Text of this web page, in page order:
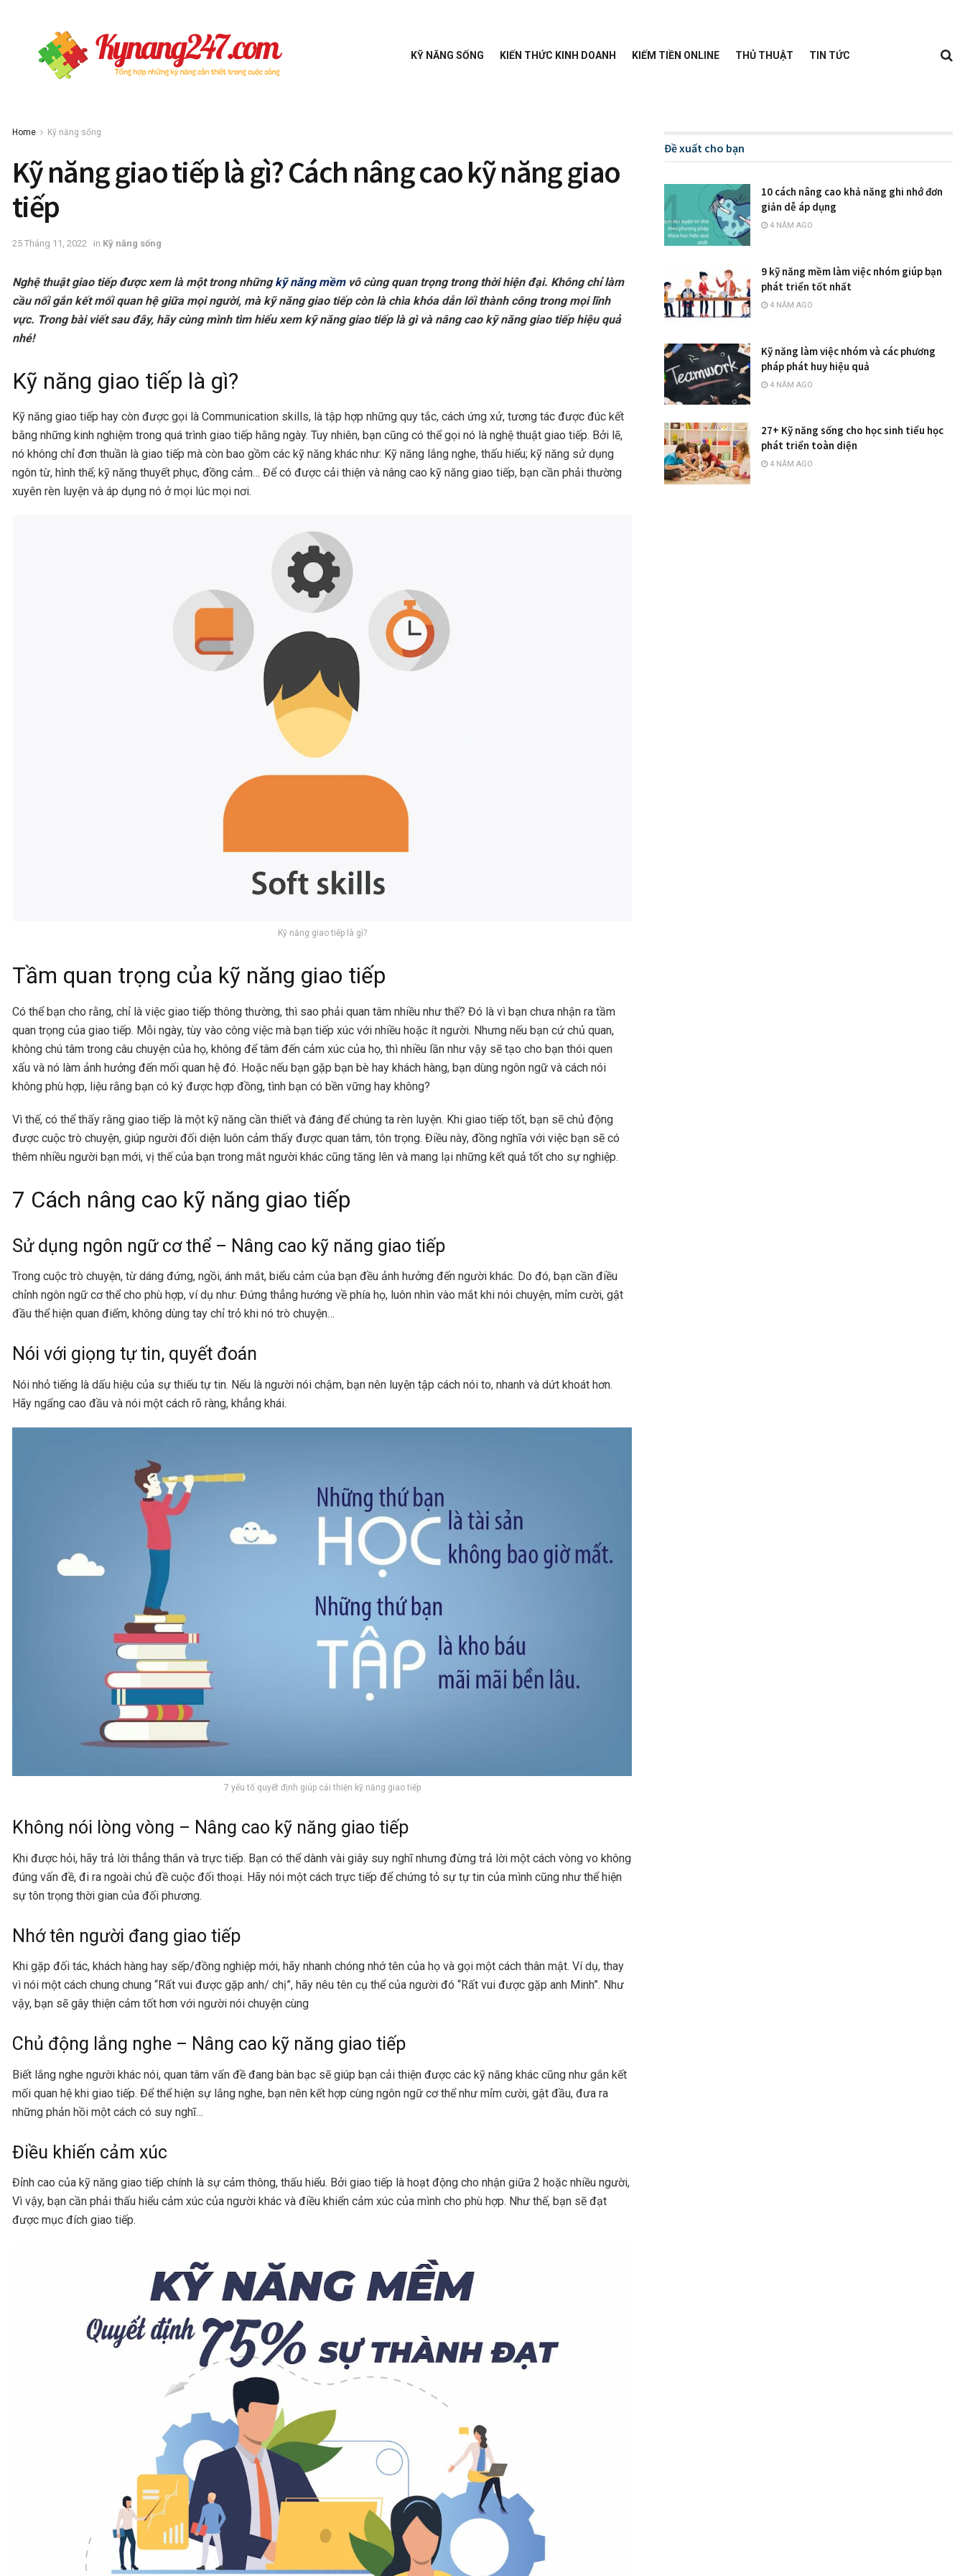
KỸ NĂNG SỐNG KIẾN THỨC KINH DOANH KIẾM TIỀN ONLINE THỦ THUẬT TIN TỨC
Home Kỹ năng sống
Kỹ năng giao tiếp là gì? Cách nâng cao kỹ năng giao
tiếp
25 Tháng 11, 2022 in Kỹ năng sống
Nghệ thuật giao tiếp được xem là một trong nhữngkỹ năng mềmvô cùng quan trọng trong thời hiện đại. Không chỉ làm
cầu nối gắn kết mối quan hệ giữa mọi người, mà kỹ năng giao tiếp còn là chìa khóa dẫn lối thành công trong mọi lĩnh
vực. Trong bài viết sau đây, hãy cùng mình tìm hiểu xem kỹ năng giao tiếp là gì và nâng cao kỹ năng giao tiếp hiệu quả
nhé!
Kỹ năng giao tiếp là gì?
Kỹ năng giao tiếp hay còn được gọi là Communication skills, là tập hợp những quy tắc, cách ứng xử, tương tác được đúc kết
bằng những kinh nghiệm trong quá trình giao tiếp hằng ngày. Tuy nhiên, bạn cũng có thể gọi nó là nghệ thuật giao tiếp. Bởi lẽ,
nó không chỉ đơn thuần là giao tiếp mà còn bao gồm các kỹ năng khác như: Kỹ năng lắng nghe, thấu hiểu; kỹ năng sử dụng
ngôn từ, hình thể; kỹ năng thuyết phục, đồng cảm… Để có được cải thiện và nâng cao kỹ năng giao tiếp, bạn cần phải thường
xuyên rèn luyện và áp dụng nó ở mọi lúc mọi nơi.
Kỹ năng giao tiếp là gì?
Tầm quan trọng của kỹ năng giao tiếp
Có thể bạn cho rằng, chỉ là việc giao tiếp thông thường, thì sao phải quan tâm nhiều như thế? Đó là vì bạn chưa nhận ra tầm
quan trọng của giao tiếp. Mỗi ngày, tùy vào công việc mà bạn tiếp xúc với nhiều hoặc ít người. Nhưng nếu bạn cứ chủ quan,
không chú tâm trong câu chuyện của họ, không để tâm đến cảm xúc của họ, thì nhiều lần như vậy sẽ tạo cho bạn thói quen
xấu và nó làm ảnh hưởng đến mối quan hệ đó. Hoặc nếu bạn gặp bạn bè hay khách hàng, bạn dùng ngôn ngữ và cách nói
không phù hợp, liệu rằng bạn có ký được hợp đồng, tình bạn có bền vững hay không?
Vì thế, có thể thấy rằng giao tiếp là một kỹ năng cần thiết và đáng để chúng ta rèn luyện. Khi giao tiếp tốt, bạn sẽ chủ động
được cuộc trò chuyện, giúp người đối diện luôn cảm thấy được quan tâm, tôn trọng. Điều này, đồng nghĩa với việc bạn sẽ có
thêm nhiều người bạn mới, vị thế của bạn trong mắt người khác cũng tăng lên và mang lại những kết quả tốt cho sự nghiệp.
7 Cách nâng cao kỹ năng giao tiếp
Sử dụng ngôn ngữ cơ thể – Nâng cao kỹ năng giao tiếp
Trong cuộc trò chuyện, từ dáng đứng, ngồi, ánh mắt, biểu cảm của bạn đều ảnh hưởng đến người khác. Do đó, bạn cần điều
chỉnh ngôn ngữ cơ thể cho phù hợp, ví dụ như: Đứng thẳng hướng về phía họ, luôn nhìn vào mắt khi nói chuyện, mỉm cười, gật
đầu thể hiện quan điểm, không dùng tay chỉ trỏ khi nó trò chuyện…
Nói với giọng tự tin, quyết đoán
Nói nhỏ tiếng là dấu hiệu của sự thiếu tự tin. Nếu là người nói chậm, bạn nên luyện tập cách nói to, nhanh và dứt khoát hơn.
Hãy ngẩng cao đầu và nói một cách rõ ràng, khẳng khái.
7 yếu tố quyết định giúp cải thiện kỹ năng giao tiếp
Không nói lòng vòng – Nâng cao kỹ năng giao tiếp
Khi được hỏi, hãy trả lời thẳng thắn và trực tiếp. Bạn có thể dành vài giây suy nghĩ nhưng đừng trả lời một cách vòng vo không
đúng vấn đề, đi ra ngoài chủ đề cuộc đối thoại. Hãy nói một cách trực tiếp để chứng tỏ sự tự tin của mình cũng như thể hiện
sự tôn trọng thời gian của đối phương.
Nhớ tên người đang giao tiếp
Khi gặp đối tác, khách hàng hay sếp/đồng nghiệp mới, hãy nhanh chóng nhớ tên của họ và gọi một cách thân mật. Ví dụ, thay
vì nói một cách chung chung “Rất vui được gặp anh/ chị”, hãy nêu tên cụ thể của người đó “Rất vui được gặp anh Minh”. Như
vậy, bạn sẽ gây thiện cảm tốt hơn với người nói chuyện cùng
Chủ động lắng nghe – Nâng cao kỹ năng giao tiếp
Biết lắng nghe người khác nói, quan tâm vấn đề đang bàn bạc sẽ giúp bạn cải thiện được các kỹ năng khác cũng như gắn kết
mối quan hệ khi giao tiếp. Để thể hiện sự lắng nghe, bạn nên kết hợp cùng ngôn ngữ cơ thể như mỉm cười, gật đầu, đưa ra
những phản hồi một cách có suy nghĩ…
Điều khiến cảm xúc
Đỉnh cao của kỹ năng giao tiếp chính là sự cảm thông, thấu hiểu. Bởi giao tiếp là hoạt động cho nhận giữa 2 hoặc nhiều người,
Vì vậy, bạn cần phải thấu hiểu cảm xúc của người khác và điều khiển cảm xúc của mình cho phù hợp. Như thế, bạn sẽ đạt
được mục đích giao tiếp.
Đề xuất cho bạn
10 cách nâng cao khả năng ghi nhớ đơn
giản dễ áp dụng
4 NĂM AGO
9 kỹ năng mềm làm việc nhóm giúp bạn
phát triển tốt nhất
4 NĂM AGO
Kỹ năng làm việc nhóm và các phương
pháp phát huy hiệu quả
4 NĂM AGO
27+ Kỹ năng sống cho học sinh tiểu học
phát triển toàn diện
4 NĂM AGO